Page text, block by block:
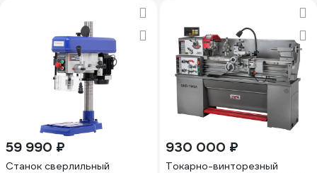
59 990 ₽
Станок сверлильный
930 000 ₽
Токарно-винторезный